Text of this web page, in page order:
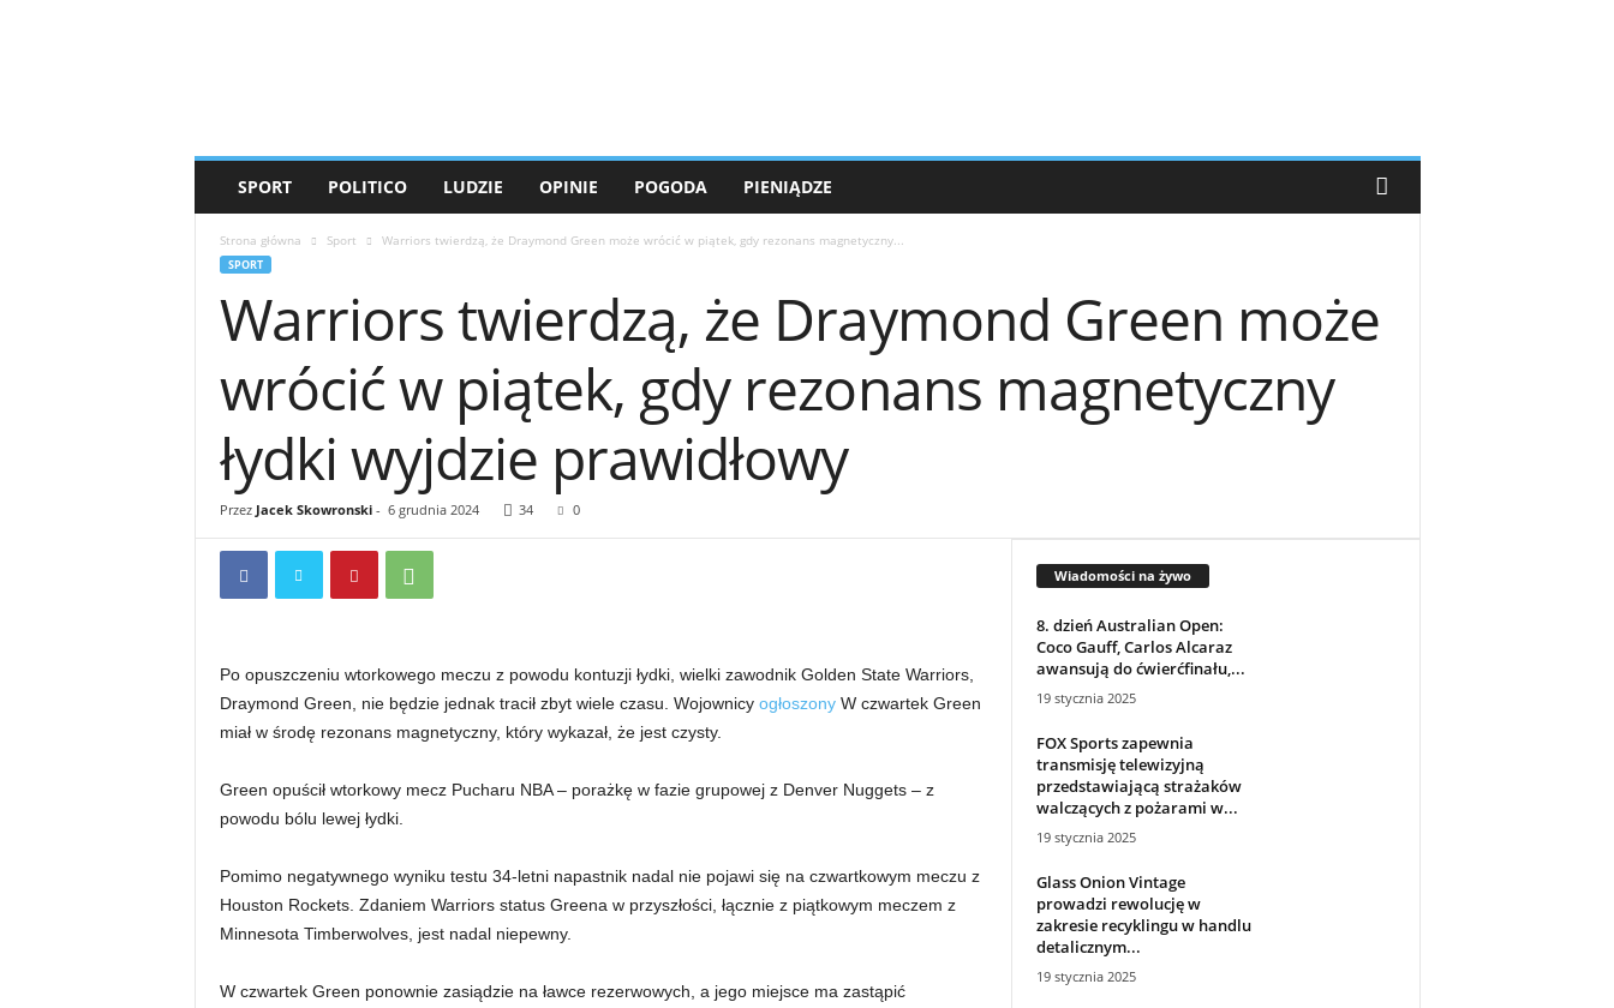
SPORT POLITICO LUDZIE OPINIE POGODA PIENIĄDZE
Strona główna Sport Warriors twierdzą, że Draymond Green może wrócić w piątek, gdy rezonans magnetyczny...
SPORT
Warriors twierdzą, że Draymond Green może
wrócić w piątek, gdy rezonans magnetyczny
łydki wyjdzie prawidłowy
Przez Jacek Skowronski- 6 grudnia 2024 34 0
Po opuszczeniu wtorkowego meczu z powodu kontuzji łydki, wielki zawodnik Golden State Warriors,
Draymond Green, nie będzie jednak tracił zbyt wiele czasu. Wojownicy ogłoszonyW czwartek Green
miał w środę rezonans magnetyczny, który wykazał, że jest czysty.
Green opuścił wtorkowy mecz Pucharu NBA – porażkę w fazie grupowej z Denver Nuggets – z
powodu bólu lewej łydki.
Pomimo negatywnego wyniku testu 34-letni napastnik nadal nie pojawi się na czwartkowym meczu z
Houston Rockets. Zdaniem Warriors status Greena w przyszłości, łącznie z piątkowym meczem z
Minnesota Timberwolves, jest nadal niepewny.
W czwartek Green ponownie zasiądzie na ławce rezerwowych, a jego miejsce ma zastąpić
Wiadomości na żywo
8. dzień Australian Open:
Coco Gauff, Carlos Alcaraz
awansują do ćwierćfinału,...
19 stycznia 2025
FOX Sports zapewnia
transmisję telewizyjną
przedstawiającą strażaków
walczących z pożarami w...
19 stycznia 2025
Glass Onion Vintage
prowadzi rewolucję w
zakresie recyklingu w handlu
detalicznym...
19 stycznia 2025